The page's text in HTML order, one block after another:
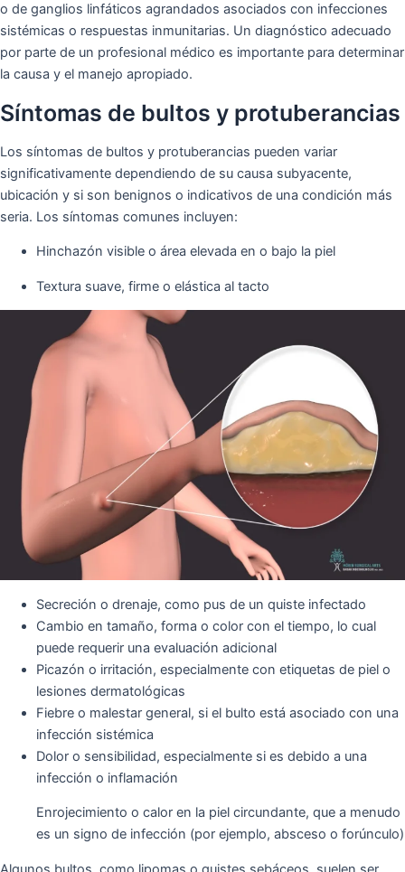
o de ganglios linfáticos agrandados asociados con infecciones
sistémicas o respuestas inmunitarias. Un diagnóstico adecuado
por parte de un profesional médico es importante para determinar
la causa y el manejo apropiado.
Síntomas de bultos y protuberancias
Los síntomas de bultos y protuberancias pueden variar
significativamente dependiendo de su causa subyacente,
ubicación y si son benignos o indicativos de una condición más
seria. Los síntomas comunes incluyen:
Hinchazón visible o área elevada en o bajo la piel
Textura suave, firme o elástica al tacto
Secreción o drenaje, como pus de un quiste infectado
Cambio en tamaño, forma o color con el tiempo, lo cual
puede requerir una evaluación adicional
Picazón o irritación, especialmente con etiquetas de piel o
lesiones dermatológicas
Fiebre o malestar general, si el bulto está asociado con una
infección sistémica
Dolor o sensibilidad, especialmente si es debido a una
infección o inflamación
Enrojecimiento o calor en la piel circundante, que a menudo
es un signo de infección (por ejemplo, absceso o forúnculo)